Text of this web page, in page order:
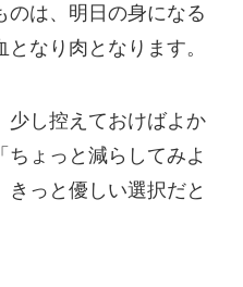
のは、明日の身になる
なり肉となります。
少し控えておけばよか
ちょっと減らしてみよ
きっと優しい選択だと